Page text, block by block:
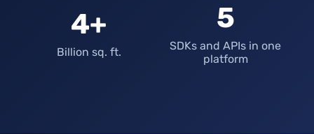
4+
Billion sq. ft.
5
SDKs and APIs in one
platform